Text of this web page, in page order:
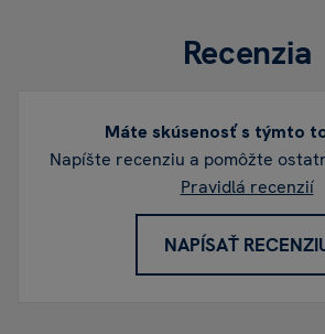
Recenzia
Máte skúsenosť s týmto
Napíšte recenziu a pomôžte
Pravidlá recenzií
NAPÍSAŤ